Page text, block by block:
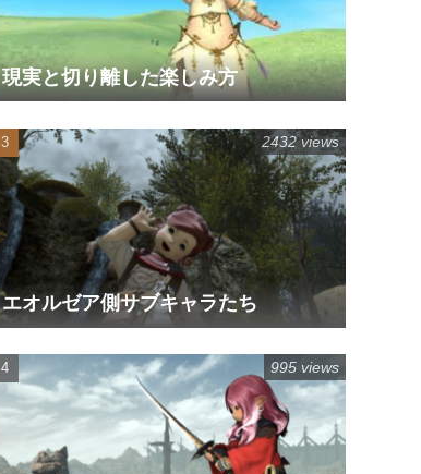
現実と切り離した楽しみ方
エオルゼア側サブキャラたち
2432 views
995 views